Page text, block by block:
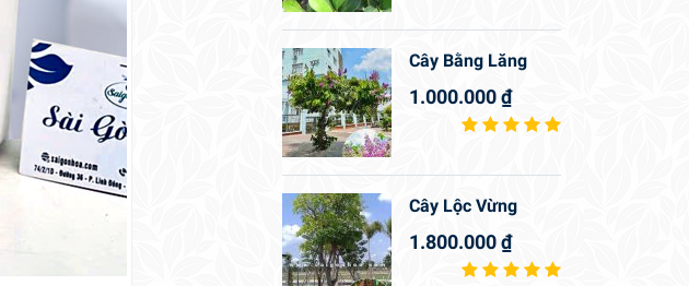
Cây Bằng Lăng
1.000.000₫
Cây Lộc Vừng
1.800.000₫